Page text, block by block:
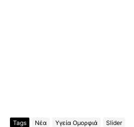
Tags Νέα Υγεία Ομορφιά Slider